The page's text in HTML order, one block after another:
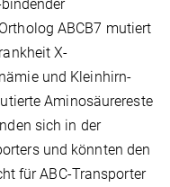
ABCB7 mutiert
X-
und Kleinhirn-
Aminosäurereste
sich in der
und könnten den
für ABC-Transporter